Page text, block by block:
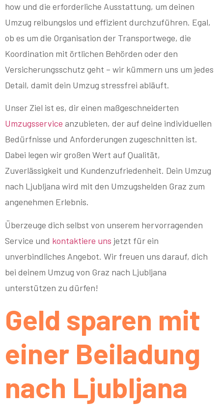
how und die erforderliche Ausstattung, um deinen
Umzug reibungslos und effizient durchzuführen. Egal,
ob es um die Organisation der Transportwege, die
Koordination mit örtlichen Behörden oder den
Versicherungsschutz geht – wir kümmern uns um jedes
Detail, damit dein Umzug stressfrei abläuft.
Unser Ziel ist es, dir einen maßgeschneiderten
Umzugsservice anzubieten, der auf deine individuellen
Bedürfnisse und Anforderungen zugeschnitten ist.
Dabei legen wir großen Wert auf Qualität,
Zuverlässigkeit und Kundenzufriedenheit. Dein Umzug
nach Ljubljana wird mit den Umzugshelden Graz zum
angenehmen Erlebnis.
Überzeuge dich selbst von unserem hervorragenden
Service und kontaktiere uns jetzt für ein
unverbindliches Angebot. Wir freuen uns darauf, dich
bei deinem Umzug von Graz nach Ljubljana
unterstützen zu dürfen!
Geld sparen mit
einer Beiladung
nach Ljubljana